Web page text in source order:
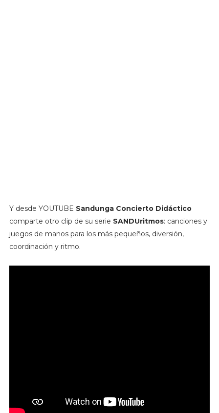
Y desde YOUTUBE Sandunga Concierto Didáctico
comparte otro clip de su serie SANDUritmos: canciones y
juegos de manos para los más pequeños, diversión,
coordinación y ritmo.